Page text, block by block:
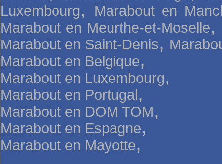
Luxembourg,
Marabout en
Marabout en Meurthe-et-Moselle,
Marabout en Saint-Denis,
Marabout en Belgique,
Marabout en Luxembourg,
Marabout en Portugal,
Marabout en DOM TOM,
Marabout en Espagne,
Marabout en Mayotte,